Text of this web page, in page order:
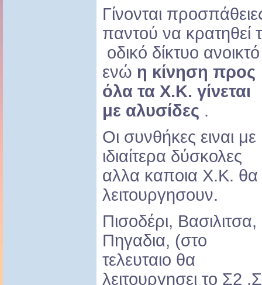
Γίνονται
παντού να κρατηθεί
οδικό δίκτυο ανοικτό
ενώ η κίνηση προς
όλα τα X.K. γίνεται
με αλυσίδες .
Οι συνθήκες ειναι με
ιδιαίτερα δύσκολες
αλλα καποια X.K. θα
λειτουργησουν.
Πισοδέρι, Βασιλιτσα,
Πηγαδια, (στο
τελευταιο θα
λειτουργησει το Σ2